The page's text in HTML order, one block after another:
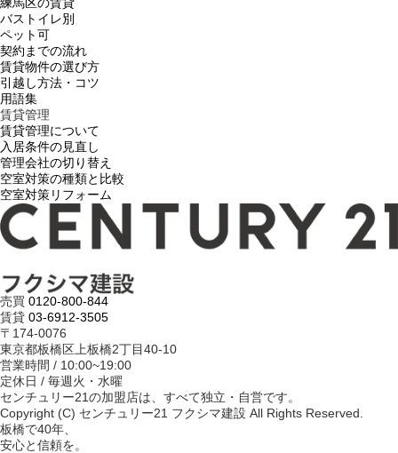
バストイレ別
ペット可
契約までの流れ
賃貸物件の選び方
引越し方法・コツ
用語集
賃貸管理
賃貸管理について
入居条件の見直し
管理会社の切り替え
空室対策の種類と比較
空室対策リフォーム
売買 0120-800-844
賃貸 03-6912-3505
〒174-0076
東京都板橋区上板橋2丁目40-10
営業時間 / 10:00~19:00
定休日 / 毎週火・水曜
センチュリー21の加盟店は、すべて独立・自営です。
Copyright (C) センチュリー21 フクシマ建設 All Rights Reserved.
板橋で40年、
安心と信頼を。